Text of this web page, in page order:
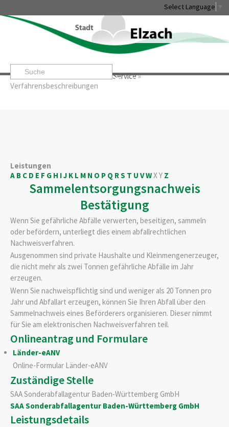
Select Language
Startseite» »Service»
Verfahrensbeschreibungen
Leben & Erleben Rathaus & Service
Leistungen
A B C D E F G H IJ K L M N O P Q RS T U VWXY Z
Sammelentsorgungsnachweis
Bestätigung
Wenn Sie gefährliche Abfälle verwerten, beseitigen, sammeln
oder befördern, unterliegt dies einem abfallrechtlichen
Nachweisverfahren.
Ausgenommen sind private Haushalte und Kleinmengenerzeuger,
die nicht mehr als zwei Tonnen gefährliche Abfälle im Jahr
erzeugen.
Wenn Sie nachweispflichtig sind und weniger als 20 Tonnen pro
Jahr und Abfallart erzeugen, können Sie Ihren Abfall über den
Sammelnachweis eines Beförderers organisieren. Dieser nimmt
für Sie am elektronischen Nachweisverfahren teil.
Onlineantrag und Formulare
Länder-eANV
Online-Formular Länder-eANV
Zuständige Stelle
SAA Sonderabfallagentur Baden-Württemberg GmbH
SAA Sonderabfallagentur Baden-Württemberg GmbH
Leistungsdetails